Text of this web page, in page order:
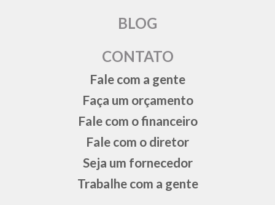
BLOG
CONTATO
Fale com a gente
Faça um orçamento
Fale com o financeiro
Fale com o diretor
Seja um fornecedor
Trabalhe com a gente